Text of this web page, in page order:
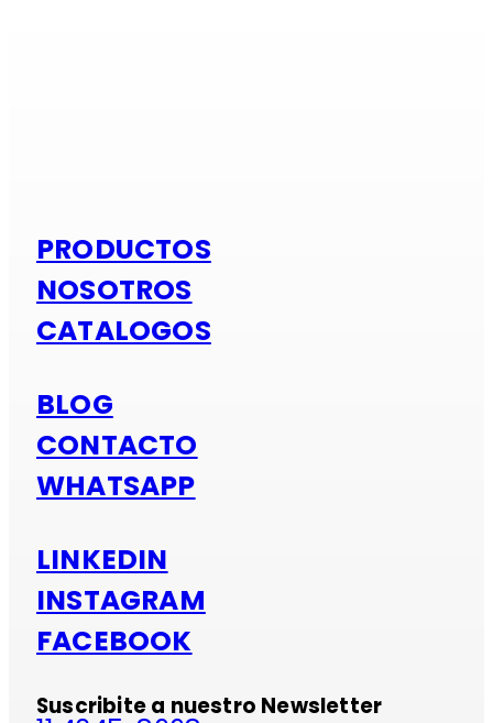
PRODUCTOS
NOSOTROS
CATALOGOS
BLOG
CONTACTO
WHATSAPP
LINKEDIN
INSTAGRAM
FACEBOOK
Suscribite a nuestro Newsletter